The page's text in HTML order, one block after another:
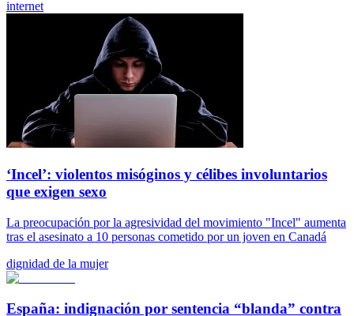
internet
‘Incel’: violentos misóginos y célibes involuntarios
que exigen sexo
La preocupación por la agresividad del movimiento "Incel" aumenta
tras el asesinato a 10 personas cometido por un joven en Canadá
dignidad de la mujer
España: indignación por sentencia “blanda” contra